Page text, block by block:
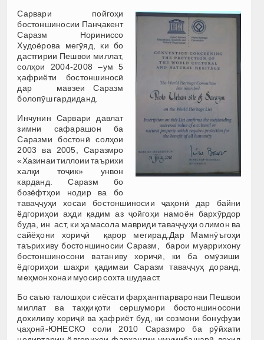
Сарвари пойгоҳи
бостоншиносии Панҷакент
Саразм Нориниссо
Худоёрова мегӯяд, ки бо
дастгирии Пешвои миллат,
солҳои 2004-2008 –ум 5
ҳафриёти бостоншиносӣ
дар мавзеи Саразм
болопӯш гардиданд.
Инчунин Сарвари давлат
зимни сафарашон ба
Саразми бостонӣ солҳои
2003 ва 2005, Саразмро
«Хазинаи тиллоии таърихи
халқи тоҷик» унвон
карданд. Саразм бо
бозёфтҳои нодир ва бо
таваҷҷуҳи хосаи бостоншиносии ҷаҳонӣ дар байни
ёдгориҳои аҳди қадим аз ҷойгоҳи намоён бархӯрдор
буда, ин аст, ки ҳамасола мавриди таваҷҷуҳи олимон ва
сайёҳони хориҷӣ қарор мегирад.Дар Мамнӯъгоҳи
таърихиву бостоншиносии Саразм, барои муаррихону
бостоншиносони ватаниву хориҷӣ, ки ба омӯзиши
ёдгориҳои шаҳри қадимаи Саразм таваҷҷуҳ доранд,
меҳмонхонаи муосир сохта шудааст.
Бо саъю талошҳои сиёсати фарҳангпарваронаи Пешвои
миллат ва таҳқиқоти сершумори бостоншиносони
дохиливу хориҷӣ ва ҳафриёт буд, ки созмони бонуфузи
ҷаҳонӣ-ЮНЕСКО соли 2010 Саразмро ба рӯйхати